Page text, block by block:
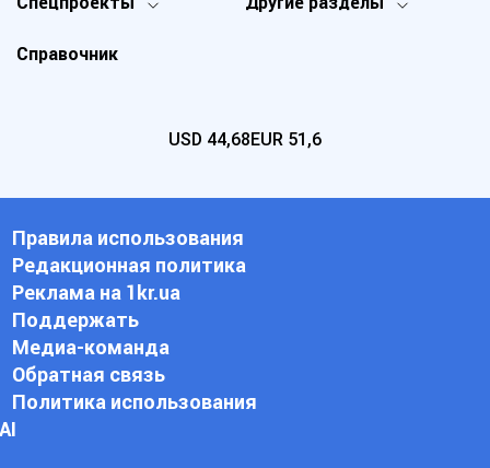
Справочник
USD 44,68EUR 51,6
Правила использования
Редакционная политика
Реклама на 1kr.ua
Поддержать
Медиа-команда
Обратная связь
Политика использования
АI